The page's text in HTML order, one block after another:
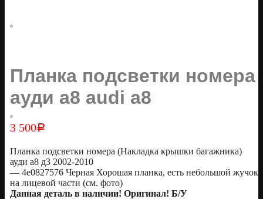
Планка подсветки номера
ауди а8 audi a8
3 500Р
Планка подсветки номера (Накладка крышки багажника)
ауди а8 д3 2002-2010
— 4e0827576 Черная Хорошая планка, есть небольшой жучок
на лицевой части (см. фото)
Данная деталь в наличии! Оригинал! Б/У